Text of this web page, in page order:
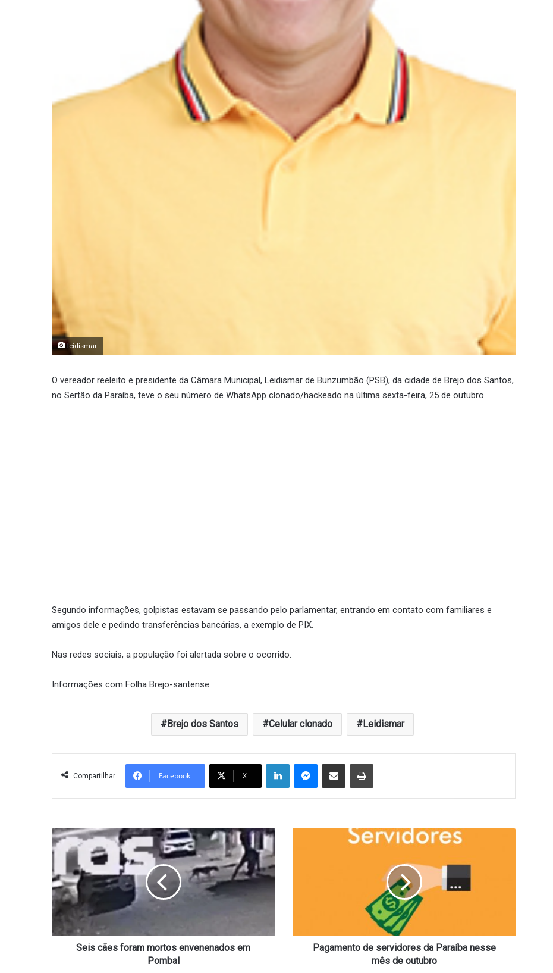
leidismar
O vereador reeleito e presidente da Câmara Municipal, Leidismar de Bunzumbão (PSB), da cidade de Brejo dos Santos,
no Sertão da Paraíba, teve o seu número de WhatsApp clonado/hackeado na última sexta-feira, 25 de outubro.
Segundo informações, golpistas estavam se passando pelo parlamentar, entrando em contato com familiares e
amigos dele e pedindo transferências bancárias, a exemplo de PIX.
Nas redes sociais, a população foi alertada sobre o ocorrido.
Informações com Folha Brejo-santense
Brejo dos Santos Celular clonado Leidismar
Compartilhar Facebook X
LinkedinMessenger
Compartilhar via e-mail Imprimir
Seis
cães
foram
mortos
envenenados
em
Pombal
Seis cães foram mortos envenenados em
Pombal
outubro
Pagamento de servidores da Paraíba nesse
mês de outubro